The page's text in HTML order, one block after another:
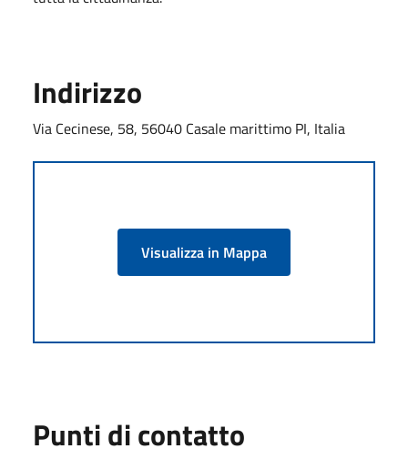
Indirizzo
Via Cecinese, 58, 56040 Casale marittimo PI, Italia
Visualizza in Mappa
Punti di contatto